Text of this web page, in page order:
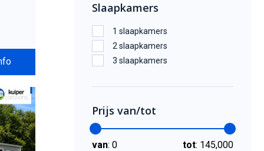
Slaapkamers
1 slaapkamers
2 slaapkamers
3 slaapkamers
Prijs van/tot
van: 0 tot: 145,000